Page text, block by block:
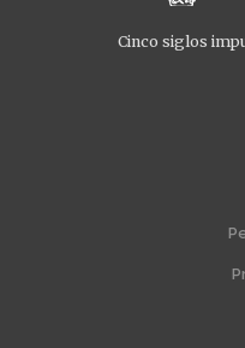
Cinco siglos